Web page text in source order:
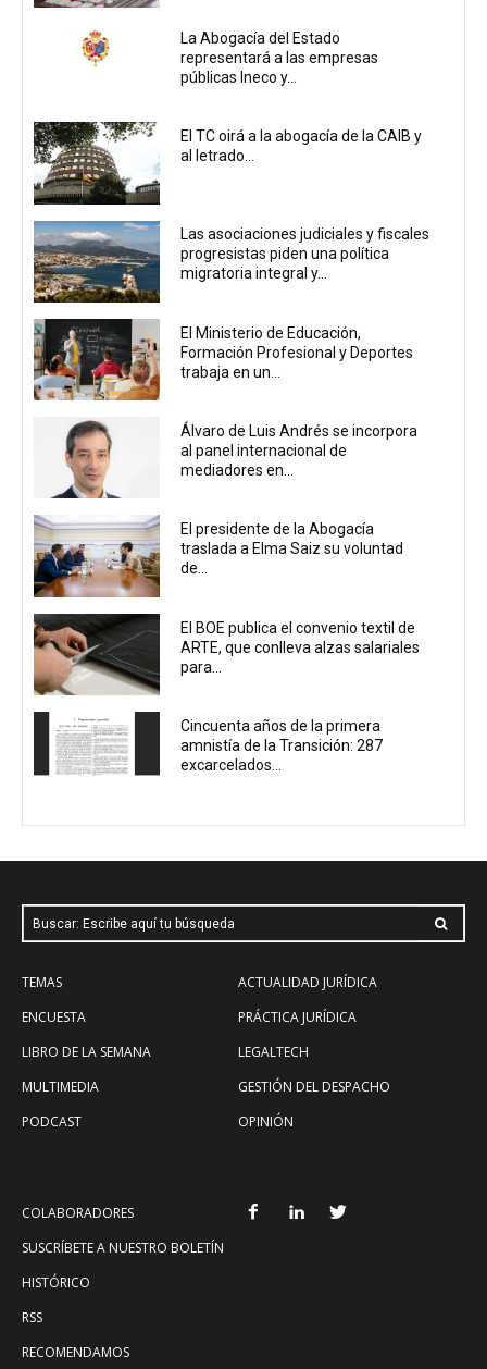
La Abogacía del Estado
representará a las empresas
públicas Ineco y...
El TC oirá a la abogacía de la CAIB y
al letrado...
Las asociaciones judiciales y fiscales
progresistas piden una política
migratoria integral y...
El Ministerio de Educación,
Formación Profesional y Deportes
trabaja en un...
Álvaro de Luis Andrés se incorpora
al panel internacional de
mediadores en...
El presidente de la Abogacía
traslada a Elma Saiz su voluntad
de...
El BOE publica el convenio textil de
ARTE, que conlleva alzas salariales
para...
Cincuenta años de la primera
amnistía de la Transición: 287
excarcelados...
Buscar: Escribe aquí tu búsqueda
TEMAS
ENCUESTA
LIBRO DE LA SEMANA
MULTIMEDIA
PODCAST
ACTUALIDAD JURÍDICA
PRÁCTICA JURÍDICA
LEGALTECH
GESTIÓN DEL DESPACHO
OPINIÓN
COLABORADORES
SUSCRÍBETE A NUESTRO BOLETÍN
HISTÓRICO
RSS
RECOMENDAMOS